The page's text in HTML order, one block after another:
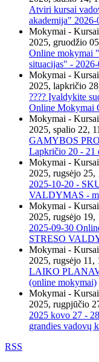
Atviri kursai
akademija" 2026-
Mokymai -
2025, gruodžio
Online mokymai
situacijas" -
Mokymai -
2025, lapkričio
???? Įvaldykite
Online Mokymai
Mokymai -
2025, spalio 22,
GAMYBOS
Lapkričio 20 - 21
Mokymai -
2025, rugsėjo 25,
2025-10-20 -
VALDYMAS -
Mokymai -
2025, rugsėjo 19,
2025-09-30
STRESO
Mokymai -
2025, rugsėjo 11,
LAIKO
(online mokymai)
Mokymai -
2025, rugpjūčio
2025 kovo 27 -
grandies vadovų
RSS